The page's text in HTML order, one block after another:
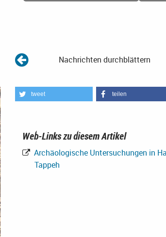
Nachrichten durchblättern
tweet teilen
Web-Links zu diesem Artikel
Archäologische Untersuchungen in
Tappeh